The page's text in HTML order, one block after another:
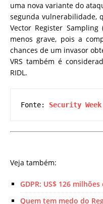
uma nova variante do
segunda vulnerabilidade,
Vector Register Sampling
menos grave, pois a
chances de um invasor
VRS também é
RIDL.
Fonte: Security Week
Veja também:
GDPR: US$ 126
Quem tem medo do